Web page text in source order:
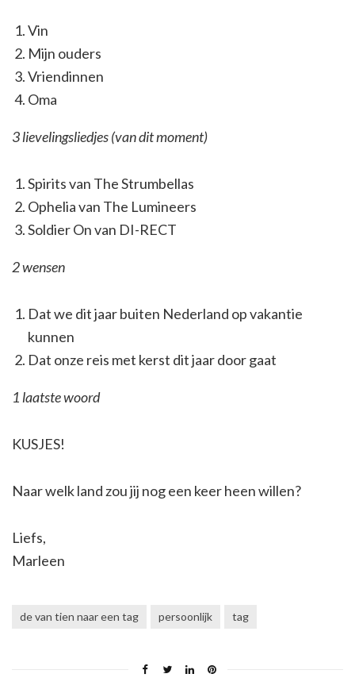
Vin
Mijn ouders
Vriendinnen
Oma
3 lievelingsliedjes (van dit moment)
Spirits van The Strumbellas
Ophelia van The Lumineers
Soldier On van DI-RECT
2 wensen
Dat we dit jaar buiten Nederland op vakantie
kunnen
Dat onze reis met kerst dit jaar door gaat
1 laatste woord
KUSJES!
Naar welk land zou jij nog een keer heen willen?
Liefs,
Marleen
de van tien naar een tag persoonlijk tag